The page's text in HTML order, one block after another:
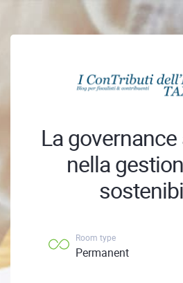
La
nella
Room type
Permanent